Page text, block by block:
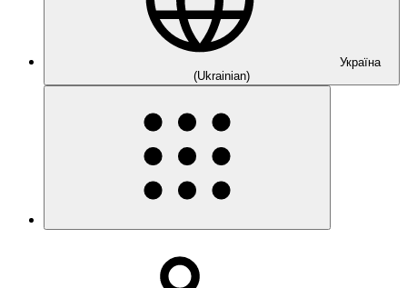
Україна
(Ukrainian)